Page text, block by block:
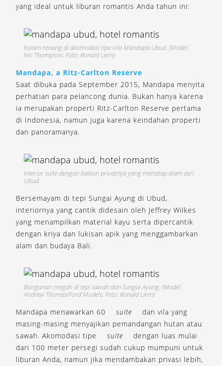
yang ideal untuk liburan romantis Anda tahun ini:
Kolam renang di akomodasi tipe vila Mandapa Ubud. (Model:
Nic Thompson; Foto: Ronald Liem)
Mandapa, a Ritz-Carlton Reserve
Saat dibuka pada September 2015, Mandapa menyita
perhatian para pelancong dunia. Bukan hanya karena
ia merupakan properti Ritz-Carlton Reserve pertama
di Indonesia, namun juga karena keindahan properti
dan panoramanya.
Interior suite dengan balkon privatnya yang menatap alam asri
Ubud.
Bersemayam di tepi Sungai Ayung di Ubud,
interiornya yang cantik didesain oleh Jeffrey Wilkes
yang menampilkan material kayu serta dipercantik
dengan kriya dan lukisan apik yang menggambarkan
alam dan budaya Bali.
Bangunan megah di tepi sawah dan Sungai Ayung. (Model:
Andrew Thomas/Ford Models; Foto: Ronald Liem)
Mandapa menawarkan 60 suite
dan vila yang
masing-masing menyajikan pemandangan hutan atau
sawah. Akomodasi tipe
suite
dengan luas mulai
dari 100 meter persegi sudah cukup mumpuni untuk
liburan Anda, namun jika mendambakan privasi lebih,